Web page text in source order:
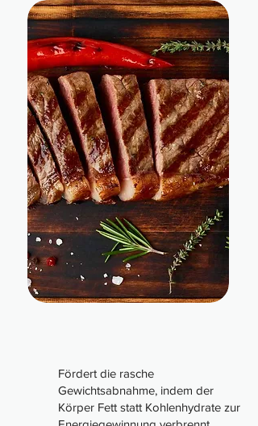
Fördert die rasche
Gewichtsabnahme, indem der
Körper Fett statt Kohlenhydrate zur